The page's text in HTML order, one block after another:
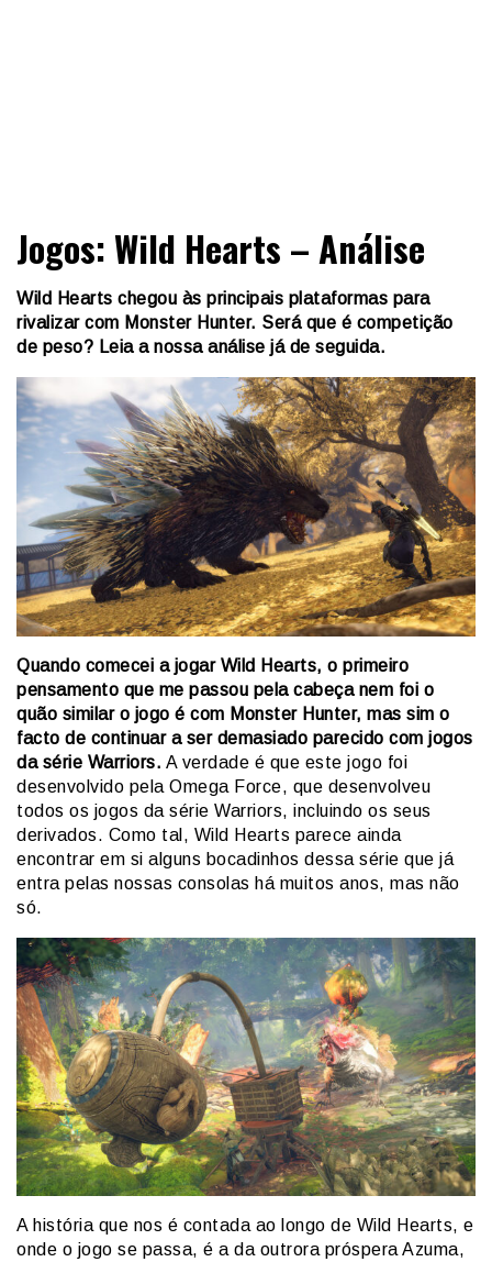
Central Comics
Jogos: Wild Hearts – Análise
Wild Hearts chegou às principais plataformas para
rivalizar com Monster Hunter. Será que é competição
de peso? Leia a nossa análise já de seguida.
Quando comecei a jogar Wild Hearts, o primeiro
pensamento que me passou pela cabeça nem foi o
quão similar o jogo é com Monster Hunter, mas sim o
facto de continuar a ser demasiado parecido com jogos
da série Warriors. A verdade é que este jogo foi
desenvolvido pela Omega Force, que desenvolveu
todos os jogos da série Warriors, incluindo os seus
derivados. Como tal, Wild Hearts parece ainda
encontrar em si alguns bocadinhos dessa série que já
entra pelas nossas consolas há muitos anos, mas não
só.
A história que nos é contada ao longo de Wild Hearts, e
onde o jogo se passa, é a da outrora próspera Azuma,